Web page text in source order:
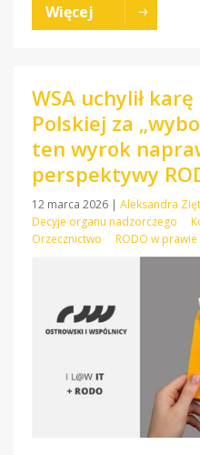
Więcej
WSA uchylił
Polskiej za
ten wyrok
perspektywy
12 marca 2026 | Aleksandra
Decyje organu nadzorczego
Orzecznictwo
RODO w